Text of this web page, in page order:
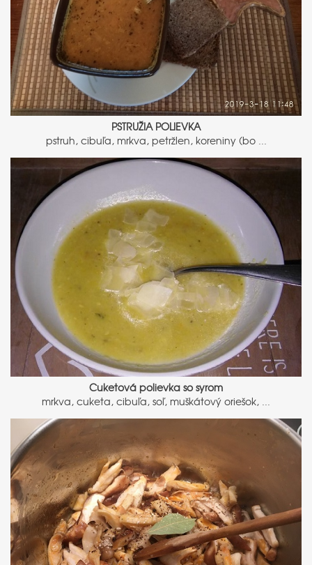
PSTRUŽIA POLIEVKA
pstruh, cibuľa, mrkva, petržlen, koreniny (bo ...
Cuketová polievka so syrom
mrkva, cuketa, cibuľa, soľ, muškátový oriešok, ...